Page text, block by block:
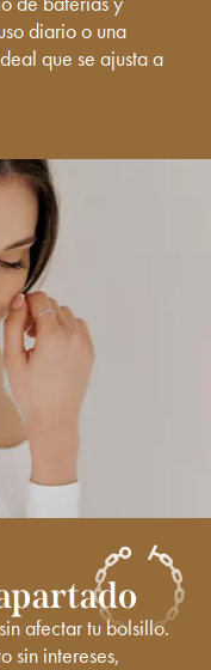
diario o una
que se ajusta a
afectar tu bolsillo.
sin intereses,